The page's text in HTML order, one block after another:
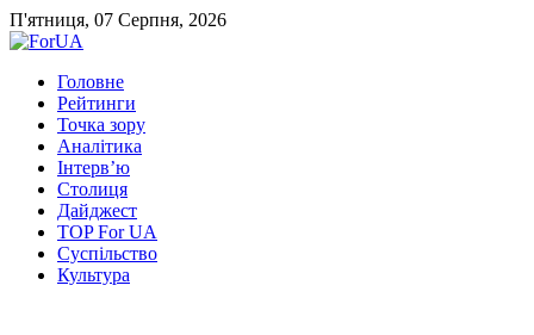
П'ятниця, 07 Серпня, 2026
Головне
Рейтинги
Точка зору
Аналітика
Інтерв’ю
Столиця
Дайджест
TOP For UA
Суспiльство
Культура